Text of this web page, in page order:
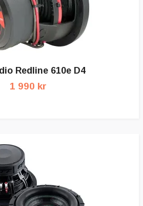
Redline 610e D4
1 990 kr